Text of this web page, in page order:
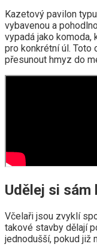
Kazetový pavilon
vybavenou a
vypadá jako komoda,
pro konkrétní úl. Toto
přesunout hmyz do
Udělej si sám
Včelaři jsou zvyklí
takové stavby dělají
jednodušší, pokud již